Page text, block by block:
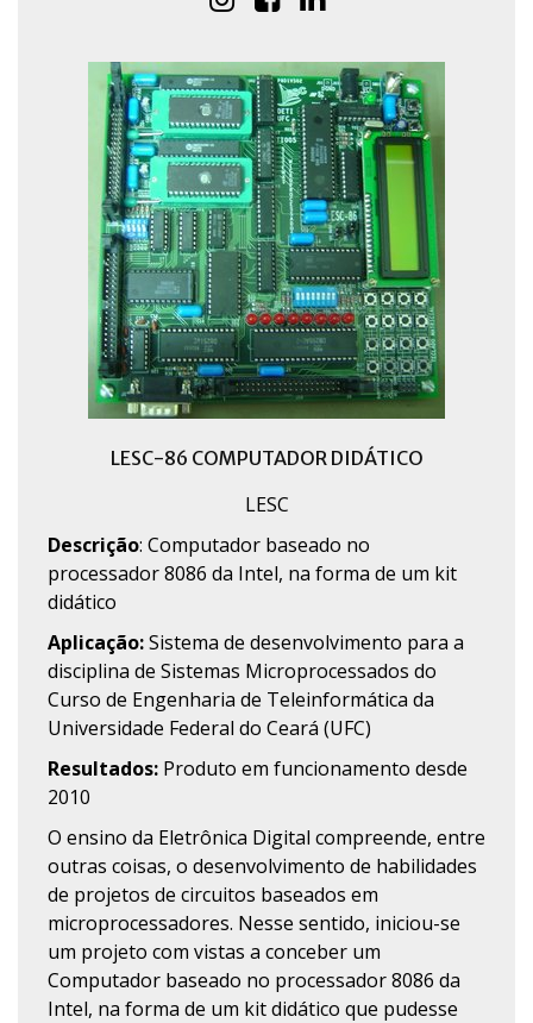
LESC-86 COMPUTADOR DIDÁTICO
LESC
Descrição: Computador baseado no
processador 8086 da Intel, na forma de um kit
didático
Aplicação:Sistema de desenvolvimento para a
disciplina de Sistemas Microprocessados do
Curso de Engenharia de Teleinformática da
Universidade Federal do Ceará (UFC)
Resultados: Produto em funcionamento desde
2010
O ensino da Eletrônica Digital compreende, entre
outras coisas, o desenvolvimento de habilidades
de projetos de circuitos baseados em
microprocessadores. Nesse sentido, iniciou-se
um projeto com vistas a conceber um
Computador baseado no processador 8086 da
Intel, na forma de um kit didático que pudesse